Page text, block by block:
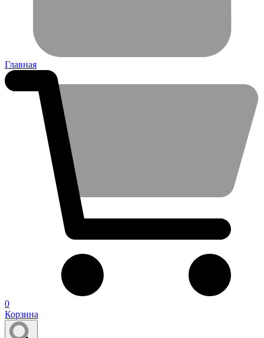
Главная
0
Корзина